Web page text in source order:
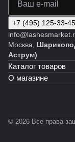
+7 (495) 125-33-45
Москва,
Аструм)
Каталог товаров
О магазине
© 2026 Все права